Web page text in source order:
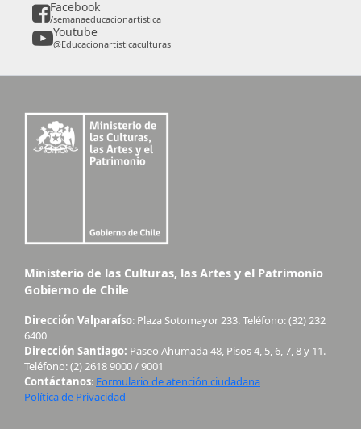
Facebook
/semanaeducacionartistica
Youtube
@Educacionartisticaculturas
Ministerio de las Culturas, las Artes y el Patrimonio
Gobierno de Chile
Dirección Valparaíso: Plaza Sotomayor 233. Teléfono: (32) 232
6400
Dirección Santiago: Paseo Ahumada 48, Pisos 4, 5, 6, 7, 8 y 11.
Teléfono: (2) 2618 9000 / 9001
Contáctanos: Formulario de atención ciudadana
Política de Privacidad